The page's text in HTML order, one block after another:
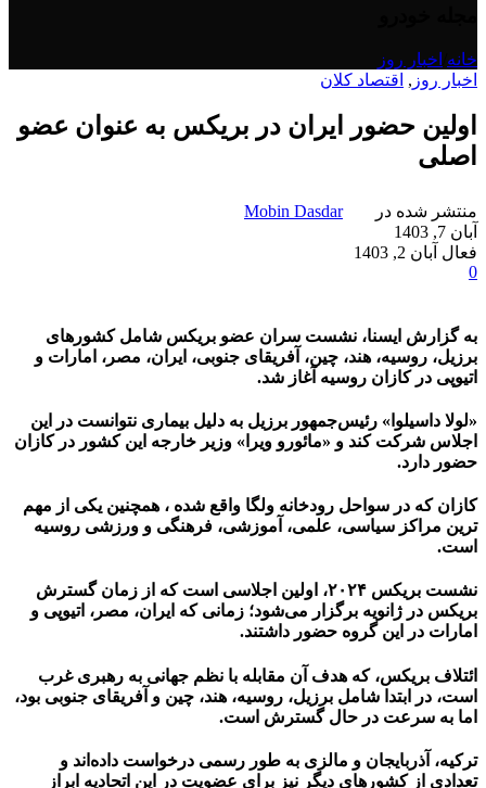
خانه اخبار روز
اخبار روز , اقتصاد کلان
اولین حضور ایران در بریکس به عنوان عضو
اصلی
منتشر شده در
Mobin Dasdar
آبان 7, 1403
فعال آبان 2, 1403
0
به گزارش ایسنا، نشست سران عضو بریکس شامل کشورهای
برزیل، روسیه، هند، چین، آفریقای جنوبی، ایران، مصر، امارات و
اتیوپی در کازان روسیه آغاز شد.
«لولا داسیلوا» رئیس‌جمهور برزیل به دلیل بیماری نتوانست در این
اجلاس شرکت کند و «مائورو ویرا» وزیر خارجه این کشور در کازان
حضور دارد.
کازان که در سواحل رودخانه ولگا واقع شده ، همچنین یکی از مهم
ترین مراکز سیاسی، علمی، آموزشی، فرهنگی و ورزشی روسیه
است.
نشست بریکس ۲۰۲۴، اولین اجلاسی است که از زمان گسترش
بریکس در ژانویه برگزار می‌شود؛ زمانی که ایران، مصر، اتیوپی و
امارات در این گروه حضور داشتند.
ائتلاف بریکس، که هدف آن مقابله با نظم جهانی به رهبری غرب
است، در ابتدا شامل برزیل، روسیه، هند، چین و آفریقای جنوبی بود،
اما به سرعت در حال گسترش است.
ترکیه، آذربایجان و مالزی به طور رسمی درخواست داده‌اند و
تعدادی از کشورهای دیگر نیز برای عضویت در این اتحادیه ابراز